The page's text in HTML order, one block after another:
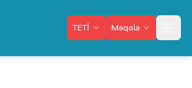
TETİ Məqalə